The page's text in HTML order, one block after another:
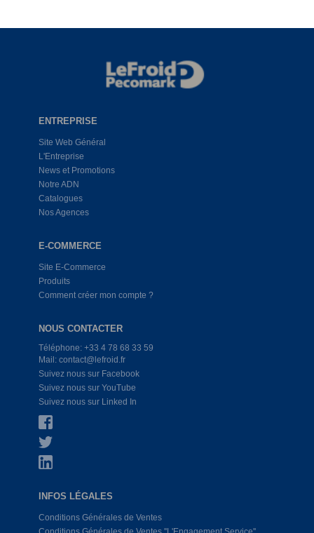
ENTREPRISE
Site Web Général
L'Entreprise
News et Promotions
Notre ADN
Catalogues
Nos Agences
E-COMMERCE
Site E-Commerce
Produits
Comment créer mon compte ?
NOUS CONTACTER
Téléphone: +33 4 78 68 33 59
Mail: contact@lefroid.fr
Suivez nous sur Facebook
Suivez nous sur YouTube
Suivez nous sur Linked In
INFOS LÉGALES
Conditions Générales de Ventes